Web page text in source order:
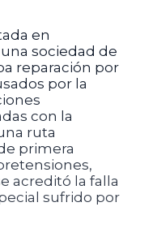
en
sociedad de
reparación por
por la
con la
ruta
primera
acreditó la falla
sufrido por